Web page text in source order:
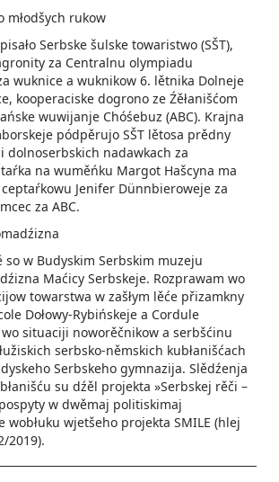
ru­kow
Serbske šulske towaristwo (SŠT),
za Centralnu olympiadu
wuknice a wuknikow 6. lětnika Dolneje
kooperaciske dogrono ze Źěłanišćom
wuwijanje Chóśebuz (ABC). Krajna
pódpěrujo SŠT lětosa prědny
dolnoserbskich nadawkach za
na wuměńku Margot­ Hašcyna ma
Jenifer Dünnbieroweje za
za ABC.
so w Budyskim Serbskim muzeju
Maćicy Serbskeje. Rozprawam wo
towarstwa w zašłym lěće přizam­kny
Dołowy-Rybińskeje a Cordule
wo situaciji noworěčnikow a serbšćinu
serbsko-němskich kubłanišćach
Serbskeho gymnazija. Slědźenja
su dźěl projekta »Serbskej rěči –
w dwěmaj politiskimaj
wobłuku wjetšeho projekta SMILE (hlej
2019).